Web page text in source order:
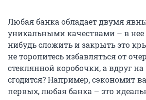
Любая банка обладает двумя
уникальными качествами – в
нибудь сложить и закрыть это
не торопитесь избавляться от
стеклянной коробочки, а вдруг
сгодится? Например, сэкономит
первых, любая банка – это